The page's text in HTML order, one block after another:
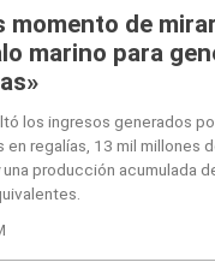
momento de
marino para
los ingresos generados
en regalías, 13 mil millones
producción acumulada